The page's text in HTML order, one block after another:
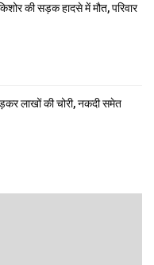
की सड़क हादसे में मौत, परिवार
लाखों की चोरी, नकदी समेत